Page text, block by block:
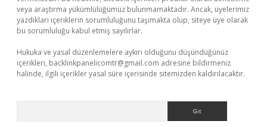
veya araştırma yükümlülüğümüz bulunmamaktadır. Ancak, üyelerimiz
yazdıkları içeriklerin sorumluluğunu taşımakta olup, siteye üye olarak
bu sorumluluğu kabul etmiş sayılırlar.
Hukuka ve yasal düzenlemelere aykırı olduğunu düşündüğünüz
içerikleri, backlinkpanelicomtr@gmail.com adresine bildirmeniz
halinde, ilgili içerikler yasal süre içerisinde sitemizden kaldırılacaktır.